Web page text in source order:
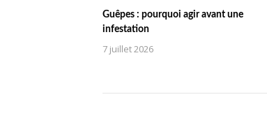
Guêpes : pourquoi agir avant une
infestation
7 juillet 2026